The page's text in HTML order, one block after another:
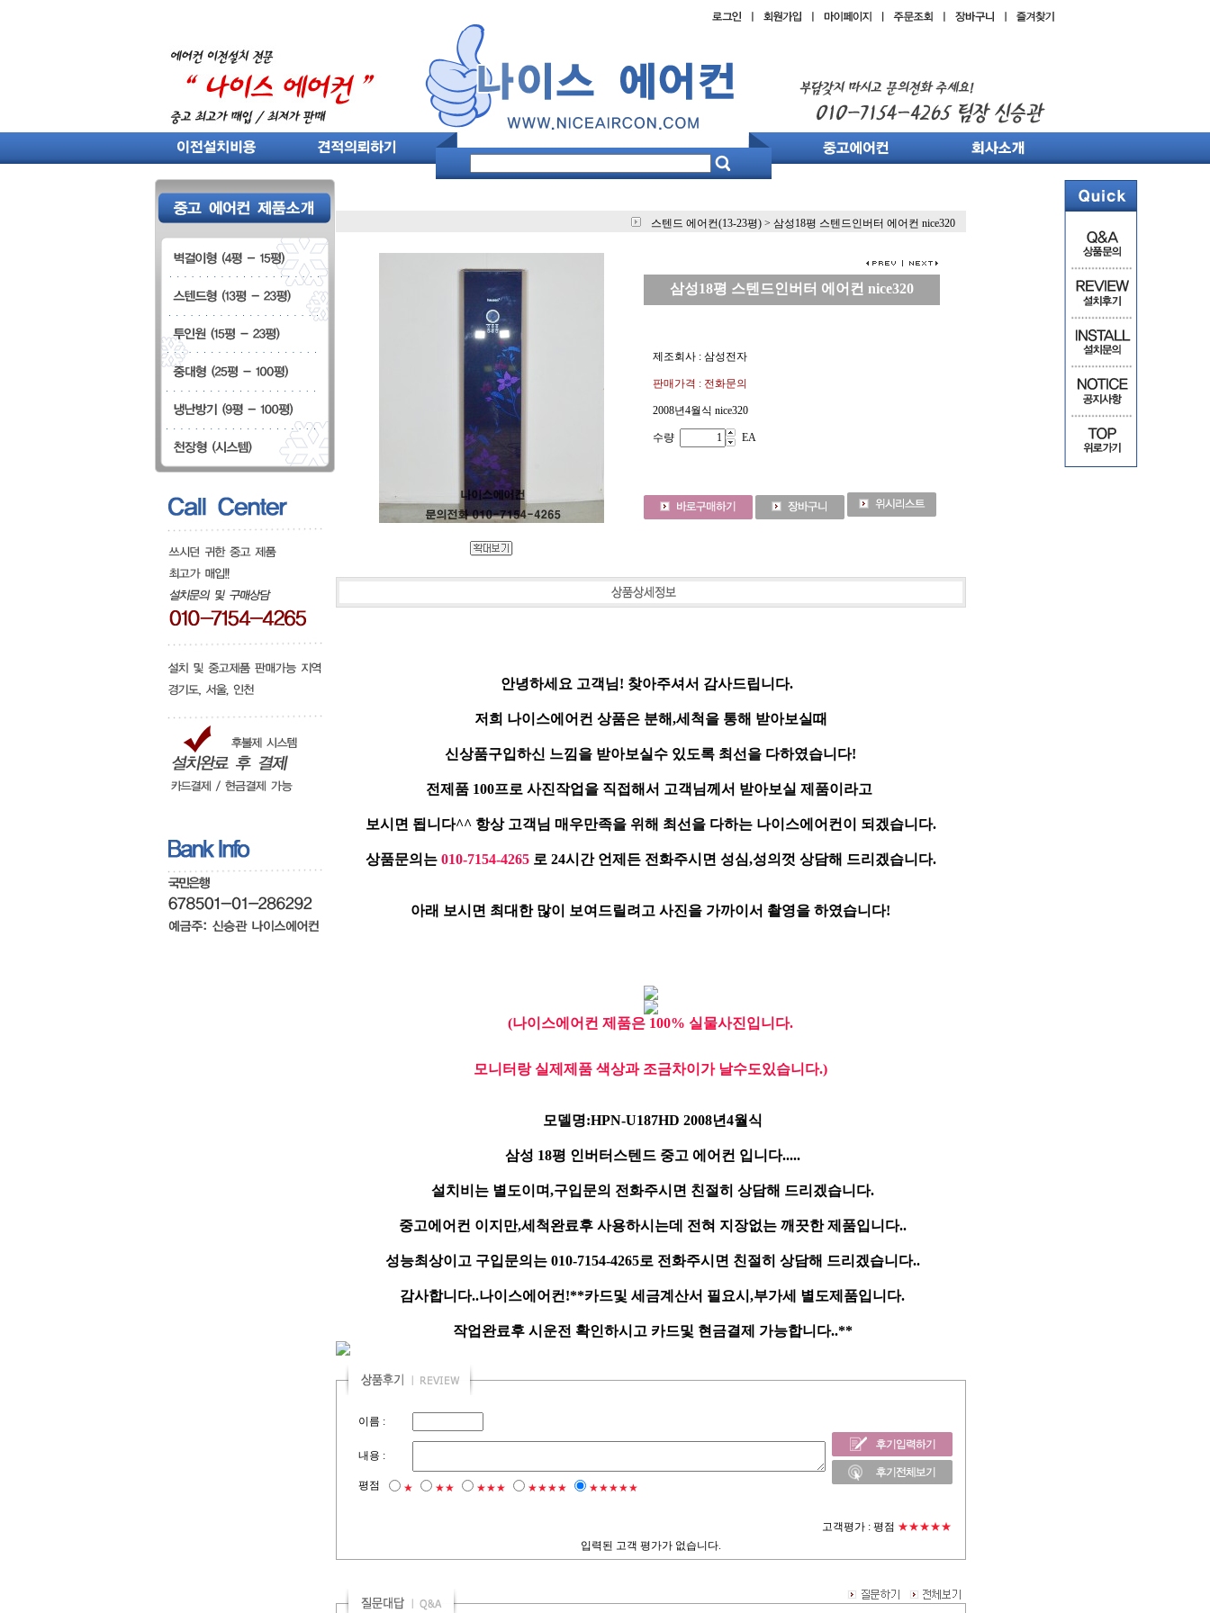
스텐드 에어컨(13-23평) > 삼성18평 스텐드인버터 에어컨 nice320
삼성18평 스텐드인버터 에어컨 nice320
제조회사 : 삼성전자
판매가격 : 전화문의
2008년4월식 nice320
수량 EA
안녕하세요 고객님! 찾아주셔서 감사드립니다.
저희 나이스에어컨 상품은 분해,세척을 통해 받아보실때
신상품구입하신 느낌을 받아보실수 있도록 최선을 다하였습니다!
전제품 100프로 사진작업을 직접해서 고객님께서 받아보실 제품이라고
보시면 됩니다^^ 항상 고객님 매우만족을 위해 최선을 다하는 나이스에어컨이 되겠습니다.
상품문의는 010-7154-4265로 24시간 언제든 전화주시면 성심,성의껏 상담해 드리겠습니다.
아래 보시면 최대한 많이 보여드릴려고 사진을 가까이서 촬영을 하였습니다!
(나이스에어컨 제품은 100% 실물사진입니다.
모니터랑 실제제품 색상과 조금차이가 날수도있습니다.)
모델명:HPN-U187HD 2008년4월식
삼성 18평 인버터스텐드 중고 에어컨 입니다.....
설치비는 별도이며,구입문의 전화주시면 친절히 상담해 드리겠습니다.
중고에어컨 이지만,세척완료후 사용하시는데 전혀 지장없는 깨끗한 제품입니다..
성능최상이고 구입문의는 010-7154-4265로 전화주시면 친절히 상담해 드리겠습니다..
감사합니다..나이스에어컨!**카드및 세금계산서 필요시,부가세 별도제품입니다.
작업완료후 시운전 확인하시고 카드및 현금결제 가능합니다..**
이름 :
내용 :
평점 ★ ★★ ★★★ ★★★★ ★★★★★
고객평가 : 평점 ★★★★★
입력된 고객 평가가 없습니다.